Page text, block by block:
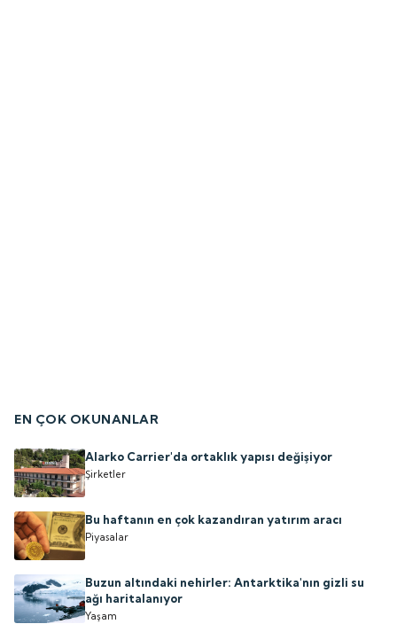
EN ÇOK OKUNANLAR
Alarko Carrier'da ortaklık yapısı değişiyor
Şirketler
Bu haftanın en çok kazandıran yatırım aracı
Piyasalar
Buzun altındaki nehirler: Antarktika'nın gizli su
ağı haritalanıyor
Yaşam